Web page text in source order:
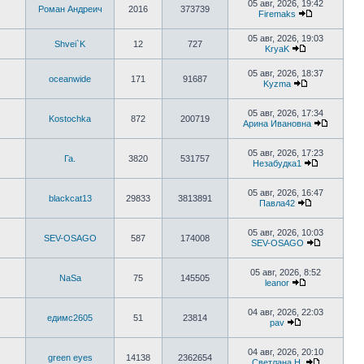
сообщению
Роман Андреич 2016 373739
05 авг, 2026, 19:42
Firemaks
к
последнему
Shvei`K 12 727
05 авг, 2026, 19:03
KryaK
Перейти
последнему
сообщению
oceanwide 171 91687
05 авг, 2026, 18:37
Kyzma
к
последнему
сообщению
Kostochka 872 200719
05 авг, 2026, 17:34
Арина Ивановна
к
Га. 3820 531757
05 авг, 2026, 17:23
Незабудка1
к
blackcat13 29833 3813891
05 авг, 2026, 16:47
Павла42
к
последнему
сообщению
SEV-OSAGO 587 174008
05 авг, 2026, 10:03
SEV-OSAGO
к
NaSa 75 145505
05 авг, 2026, 8:52
leanor
к
последнему
едимс2605 51 23814
04 авг, 2026, 22:03
pav
к
последнему
сообщению
green eyes 14138 2362654
04 авг, 2026, 20:10